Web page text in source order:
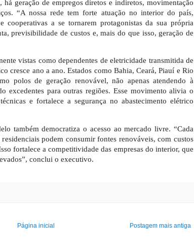
há geração de empregos diretos e indiretos, movimentação
“A nossa rede tem forte atuação no interior do país,
cooperativas a se tornarem protagonistas da sua própria
previsibilidade de custos e, mais do que isso, geração de
vistas como dependentes de eletricidade transmitida de
cresce ano a ano. Estados como Bahia, Ceará, Piauí e Rio
polos de geração renovável, não apenas atendendo à
excedentes para outras regiões. Esse movimento alivia o
e fortalece a segurança no abastecimento elétrico
também democratiza o acesso ao mercado livre. “Cada
podem consumir fontes renováveis, com custos
fortalece a competitividade das empresas do interior, que
conclui o executivo.
Postagem mais antiga
Página inicial